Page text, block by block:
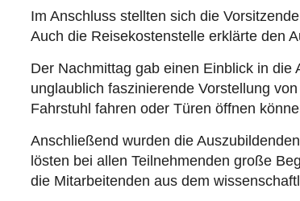
Im Anschluss stellten sich die
Auch die Reisekostenstelle erklärte den
Der Nachmittag gab einen Einblick in
unglaublich faszinierende Vorstellung
Fahrstuhl fahren oder Türen öffnen
Anschließend wurden die
lösten bei allen Teilnehmenden große
die Mitarbeitenden aus dem